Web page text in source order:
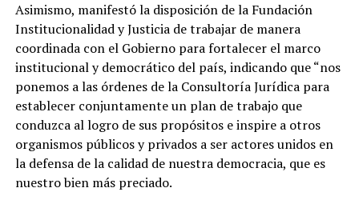
Asimismo, manifestó la disposición de la Fundación
Institucionalidad y Justicia de trabajar de manera
coordinada con el Gobierno para fortalecer el marco
institucional y democrático del país, indicando que “nos
ponemos a las órdenes de la Consultoría Jurídica para
establecer conjuntamente un plan de trabajo que
conduzca al logro de sus propósitos e inspire a otros
organismos públicos y privados a ser actores unidos en
la defensa de la calidad de nuestra democracia, que es
nuestro bien más preciado.